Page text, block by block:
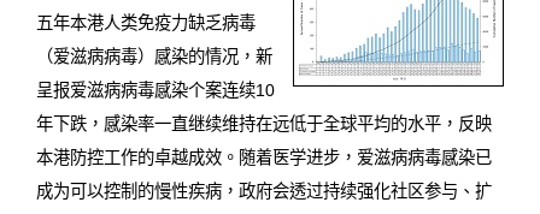
爱滋病病毒感染与医护人员专家组
其他
五年本港人类免疫力缺乏病毒
（爱滋病病毒）感染的情况，新
呈报爱滋病病毒感染个案连续10
年下跌，感染率一直继续维持在远低于全球平均的水平，反映
本港防控工作的卓越成效。随着医学进步，爱滋病病毒感染已
成为可以控制的慢性疾病，政府会透过持续强化社区参与、扩